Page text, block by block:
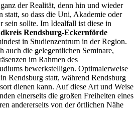
der Realität, denn hin und wieder
statt, so dass die Uni, Akademie oder
sein sollte. Im Idealfall ist diese in
Rendsburg-Eckernförde
in Studienzentrum in der Region.
auch die gelegentlichen Seminare,
im Rahmen des
bewerkstelligen. Optimalerweise
Rendsburg statt, während Rendsburg
dienen kann. Auf diese Art und Weise
einerseits die großen Freiheiten eines
andererseits von der örtlichen Nähe